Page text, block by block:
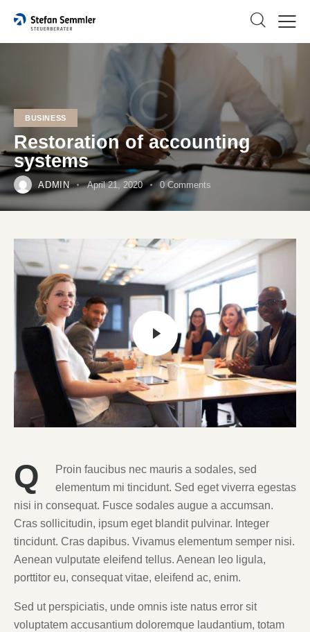
BUSINESS
Restoration of accounting
systems
ADMIN April 21, 2020 0 Comments
Q
Proin faucibus nec mauris a sodales, sed
elementum mi tincidunt. Sed eget viverra egestas
nisi in consequat. Fusce sodales augue a accumsan.
Cras sollicitudin, ipsum eget blandit pulvinar. Integer
tincidunt. Cras dapibus. Vivamus elementum semper nisi.
Aenean vulputate eleifend tellus. Aenean leo ligula,
porttitor eu, consequat vitae, eleifend ac, enim.
Sed ut perspiciatis, unde omnis iste natus error sit
voluptatem accusantium doloremque laudantium, totam